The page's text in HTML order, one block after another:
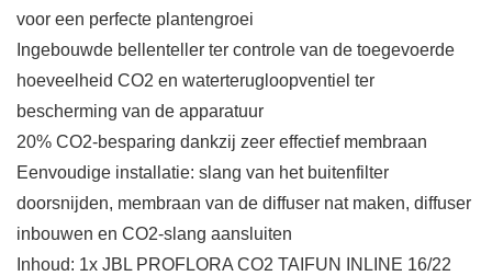
voor een perfecte plantengroei
Ingebouwde bellenteller ter controle van de toegevoerde
hoeveelheid CO2 en waterterugloopventiel ter
bescherming van de apparatuur
20% CO2-besparing dankzij zeer effectief membraan
Eenvoudige installatie: slang van het buitenfilter
doorsnijden, membraan van de diffuser nat maken, diffuser
inbouwen en CO2-slang aansluiten
Inhoud: 1x JBL PROFLORA CO2 TAIFUN INLINE 16/22